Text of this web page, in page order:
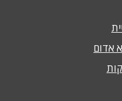
אדום